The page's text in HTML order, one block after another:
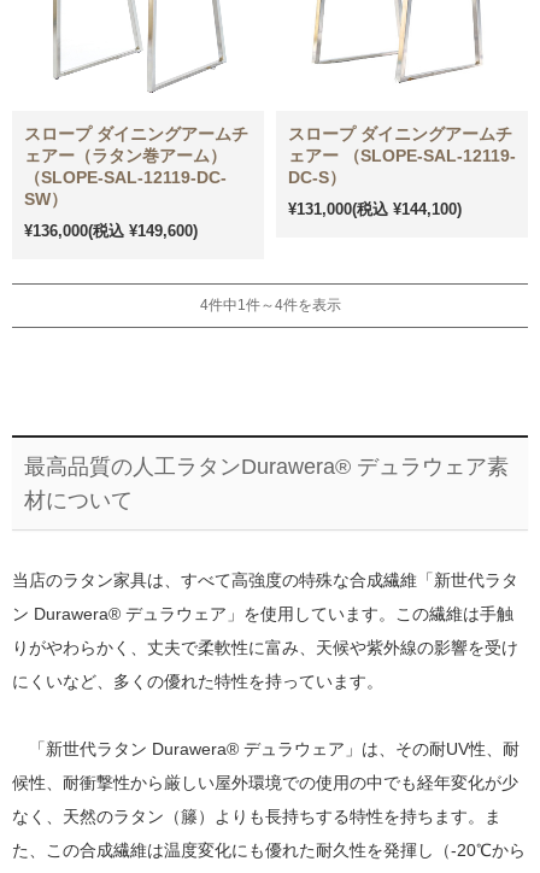
スロープ ダイニングアームチ
ェアー（ラタン巻アーム）
（SLOPE-SAL-12119-DC-
SW）
¥136,000(税込 ¥149,600)
スロープ ダイニングアームチ
ェアー （SLOPE-SAL-12119-
DC-S）
¥131,000(税込 ¥144,100)
4件中1件～4件を表示
最高品質の人工ラタンDurawera® デュラウェア素
材について
当店のラタン家具は、すべて高強度の特殊な合成繊維「新世代ラタ
ン Durawera® デュラウェア」を使用しています。この繊維は手触
りがやわらかく、丈夫で柔軟性に富み、天候や紫外線の影響を受け
にくいなど、多くの優れた特性を持っています。
「新世代ラタン Durawera® デュラウェア」は、その耐UV性、耐
候性、耐衝撃性から厳しい屋外環境での使用の中でも経年変化が少
なく、天然のラタン（籐）よりも長持ちする特性を持ちます。ま
た、この合成繊維は温度変化にも優れた耐久性を発揮し（-20℃から